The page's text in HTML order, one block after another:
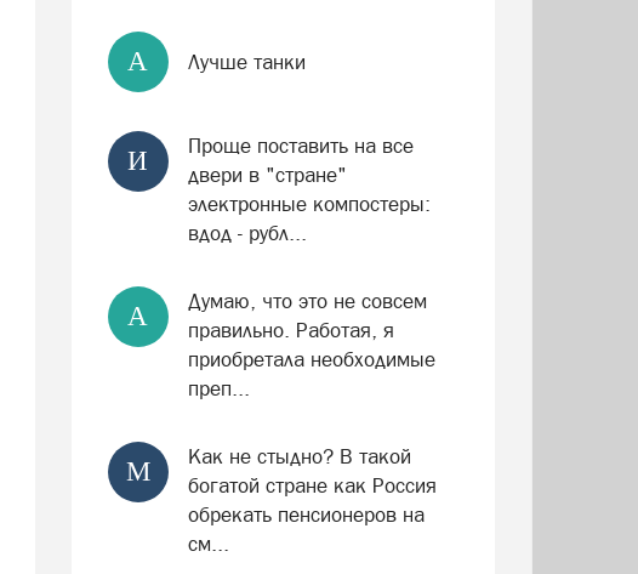
А Лучше танки
И
Проще поставить на все
двери в "стране"
электронные компостеры:
вдод - рубл...
А
Думаю, что это не совсем
правильно. Работая, я
приобретала необходимые
преп...
М
Как не стыдно? В такой
богатой стране как Россия
обрекать пенсионеров на
см...